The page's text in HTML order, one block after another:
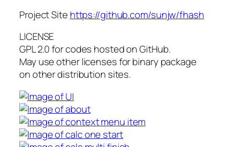
Project Site https://github.com/sunjw/fhash
LICENSE
GPL 2.0 for codes hosted on GitHub.
May use other licenses for binary package
on other distribution sites.